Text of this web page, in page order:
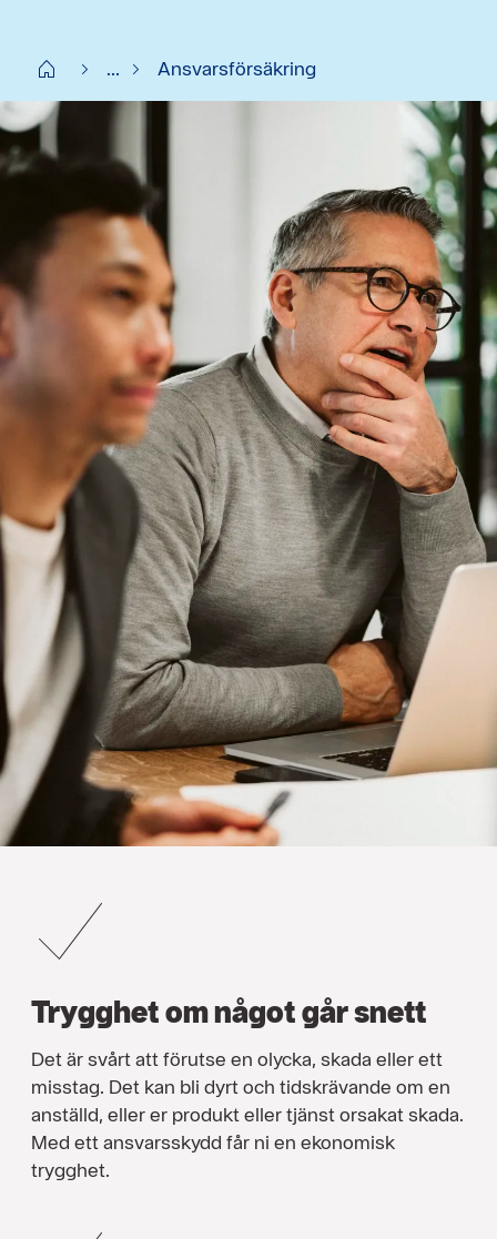
Start ... Ansvarsförsäkring
Trygghet om något går snett
Det är svårt att förutse en olycka, skada eller ett
misstag. Det kan bli dyrt och tidskrävande om en
anställd, eller er produkt eller tjänst orsakat skada.
Med ett ansvarsskydd får ni en ekonomisk
trygghet.